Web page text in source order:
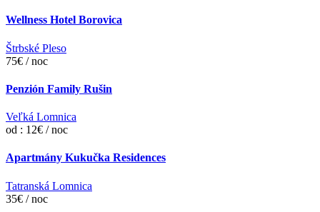
Wellness Hotel Borovica
Štrbské Pleso
75€ / noc
Penzión Family Rušin
Veľká Lomnica
od : 12€ / noc
Apartmány Kukučka Residences
Tatranská Lomnica
35€ / noc